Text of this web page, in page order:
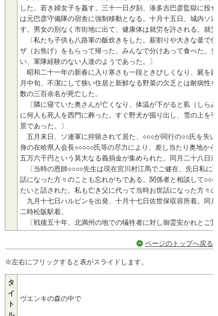
した。若き婦女子を姦す。三十一日夕刻、湊多吉巴彦監獄に投
は元巴彦守備隊の宿舎に強制移動となる。十月十五日、城内ソ
す。男女の別なく市街地に出て、健康体は就労を許される。就
〔私たち子供も八路軍の飯炊きをした。薪割りや大きな釜で
ザ（お焦げ）をもらって帰った。みんなで分けあって食べた。
い、軍隊経験のない人達のようであった。〕
昭和二十一年の新春に入り寒さも一段ときびしくなり、屍を
月中旬、不潔にして狭い住居と新鮮なる野菜の欠乏とは耐病性
数の三百余名が死亡した。
〔隣に寝ていた奥さんが亡くなり、体温が下がると虱（しら
に何人も死人を西門に葬った。すぐ野犬が掘り出し、雪の上を
景であった。〕
五月末日、ソ連軍に抑留されて居た、○○○が同行の○○氏を失
身の在哈県人会長○○○○○氏等の尽力により、差し当たり奥地か
五万六千円という莫大なる義捐金が集められた。同月二十八日
〔当時の恩師○○○○先生は現在宮川村江馬でご健在、先日私に
話になった方々のことも忘れがちである。関係者と相談して
たいと話された。私も亡き父に代って当時お世話になった方々
九月十七日ハルピンを出発、十月十七日佐世保収容所着。同
二時松阪駅着。
〔戦後五十年、北満州の地での犠牲者に対し御霊安かれとご
ページのトップへ戻る
※左右にフリックすると表がスライドします。
タ
イ
ト
ル
ヴエンキの森の中で